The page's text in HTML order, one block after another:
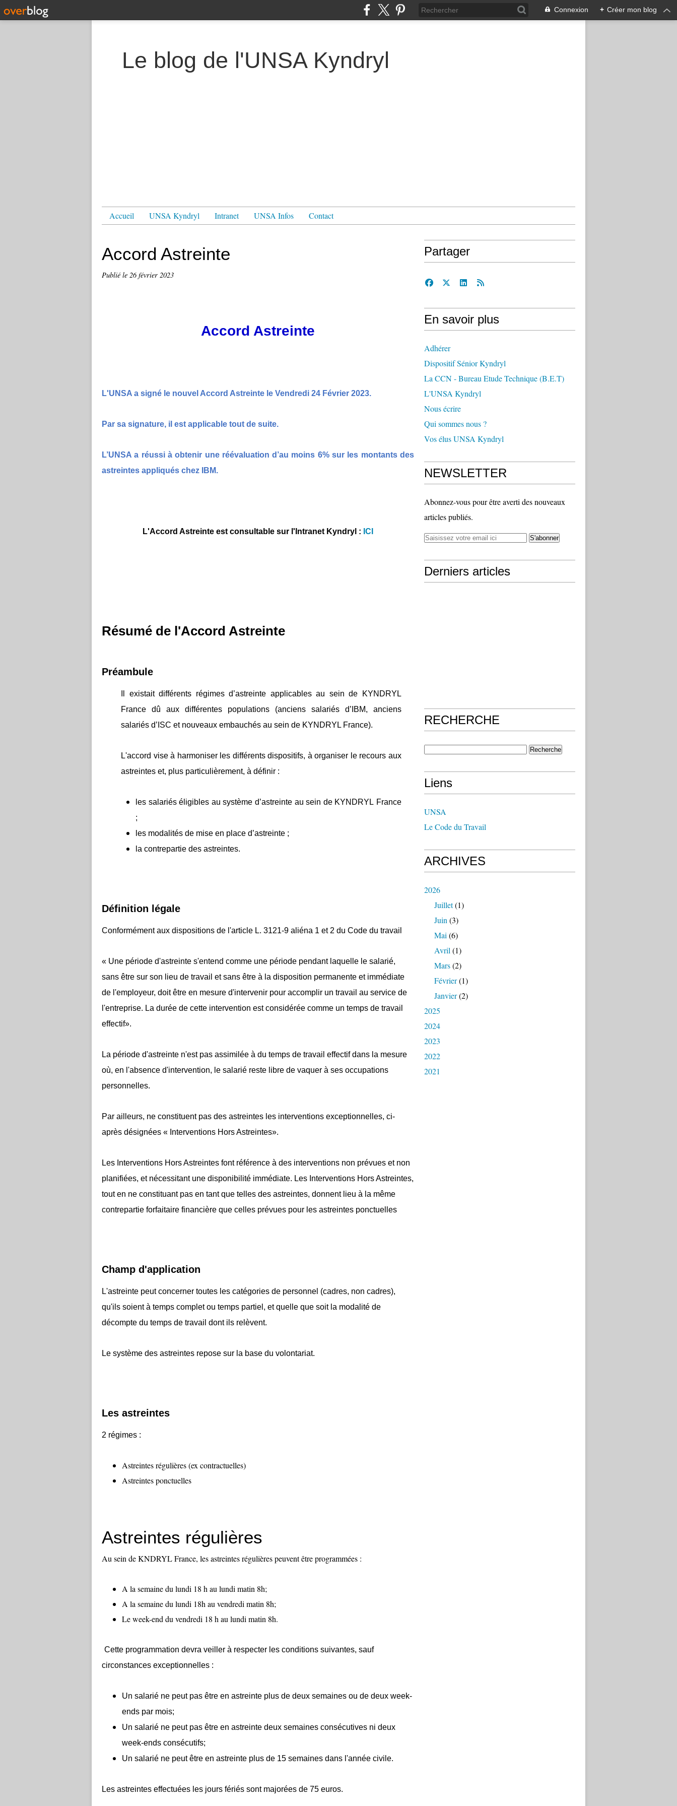
Connexion + Créer mon blog
Le blog de l'UNSA Kyndryl
Accueil UNSA Kyndryl Intranet UNSA Infos Contact
Accord Astreinte
Publié le 26 février 2023
Accord Astreinte
L'UNSA a signé le nouvel Accord Astreinte le Vendredi 24 Février 2023.
Par sa signature, il est applicable tout de suite.
L’UNSA a réussi à obtenir une réévaluation d’au moins 6% sur les montants des
astreintes appliqués chez IBM.
L'Accord Astreinte est consultable sur l'Intranet Kyndryl : ICI
Résumé de l'Accord Astreinte
Préambule
Il existait différents régimes d’astreinte applicables au sein de KYNDRYL
France dû aux différentes populations (anciens salariés d’IBM, anciens
salariés d’ISC et nouveaux embauchés au sein de KYNDRYL France).
L'accord vise à harmoniser les différents dispositifs, à organiser le recours aux
astreintes et, plus particulièrement, à définir :
les salariés éligibles au système d’astreinte au sein de KYNDRYL France
;
les modalités de mise en place d’astreinte ;
la contrepartie des astreintes.
Définition légale
Conformément aux dispositions de l'article L. 3121-9 aliéna 1 et 2 du Code du travail
« Une période d'astreinte s'entend comme une période pendant laquelle le salarié,
sans être sur son lieu de travail et sans être à la disposition permanente et immédiate
de l'employeur, doit être en mesure d'intervenir pour accomplir un travail au service de
l'entreprise. La durée de cette intervention est considérée comme un temps de travail
effectif».
La période d'astreinte n'est pas assimilée à du temps de travail effectif dans la mesure
où, en l'absence d'intervention, le salarié reste libre de vaquer à ses occupations
personnelles.
Par ailleurs, ne constituent pas des astreintes les interventions exceptionnelles, ci-
après désignées « Interventions Hors Astreintes».
Les Interventions Hors Astreintes font référence à des interventions non prévues et non
planifiées, et nécessitant une disponibilité immédiate. Les Interventions Hors Astreintes,
tout en ne constituant pas en tant que telles des astreintes, donnent lieu à la même
contrepartie forfaitaire financière que celles prévues pour les astreintes ponctuelles
Champ d'application
L'astreinte peut concerner toutes les catégories de personnel (cadres, non cadres),
qu'ils soient à temps complet ou temps partiel, et quelle que soit la modalité de
décompte du temps de travail dont ils relèvent.
Le système des astreintes repose sur la base du volontariat.
Les astreintes
2 régimes :
Astreintes régulières (ex contractuelles)
Astreintes ponctuelles
Astreintes régulières
Au sein de KNDRYL France, les astreintes régulières peuvent être programmées :
A la semaine du lundi 18 h au lundi matin 8h;
A la semaine du lundi 18h au vendredi matin 8h;
Le week-end du vendredi 18 h au lundi matin 8h.
Cette programmation devra veiller à respecter les conditions suivantes, sauf
circonstances exceptionnelles :
Un salarié ne peut pas être en astreinte plus de deux semaines ou de deux week-
ends par mois;
Un salarié ne peut pas être en astreinte deux semaines consécutives ni deux
week-ends consécutifs;
Un salarié ne peut être en astreinte plus de 15 semaines dans l'année civile.
Les astreintes effectuées les jours fériés sont majorées de 75 euros.
Partager
En savoir plus
Adhérer
Dispositif Sénior Kyndryl
La CCN - Bureau Etude Technique (B.E.T)
L'UNSA Kyndryl
Nous écrire
Qui sommes nous ?
Vos élus UNSA Kyndryl
NEWSLETTER
Abonnez-vous pour être averti des nouveaux
articles publiés.
Derniers articles
RECHERCHE
Liens
UNSA
Le Code du Travail
ARCHIVES
2026
Juillet(1)
Juin (3)
Mai (6)
Avril (1)
Mars(2)
Février(1)
Janvier(2)
2025
2024
2023
2022
2021